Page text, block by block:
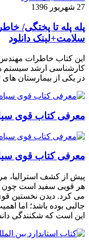
27 شهریور 1396
پله پله تا پختگی/
سلامت+لینک دانلود
این کتاب خاطرات
کارشناسی ارشد سیستم
در یکی از بیمارستان
معرفی کتاب قوی
معرفی کتاب قوی
پیش از کشف استرالیا،
هر قویى سفید است چون
می کرد. دیدن نخستین
جالبى بوده باشد؛ اما
این است که شکنندگى